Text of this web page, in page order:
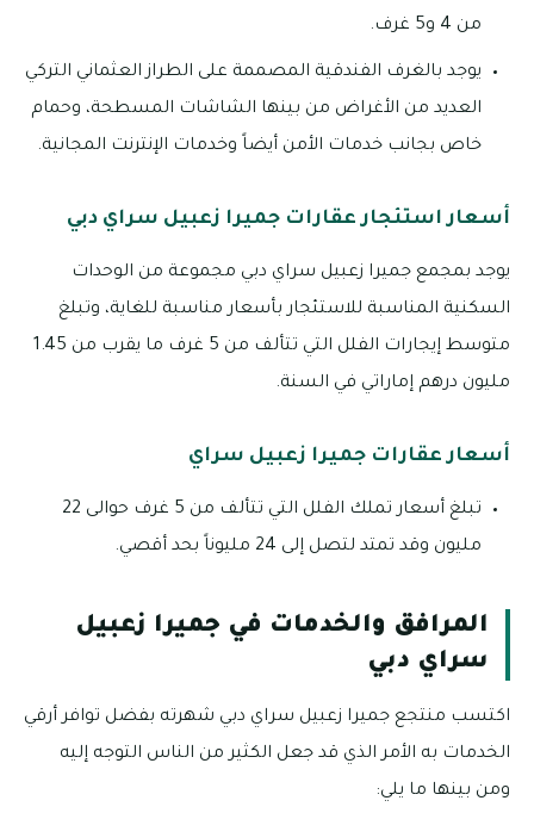
من 4 و5 غرف.
يوجد بالغرف الفندقية المصممة على الطراز العثماني التركي
العديد من الأغراض من بينها الشاشات المسطحة، وحمام
خاص بجانب خدمات الأمن أيضاً وخدمات الإنترنت المجانية.
أسعار استئجار عقارات جميرا زعبيل سراي دبي
يوجد بمجمع جميرا زعبيل سراي دبي مجموعة من الوحدات
السكنية المناسبة للاستئجار بأسعار مناسبة للغاية، وتبلغ
متوسط إيجارات الفلل التي تتألف من 5 غرف ما يقرب من 1.45
مليون درهم إماراتي في السنة.
أسعار عقارات جميرا زعبيل سراي
تبلغ أسعار تملك الفلل التي تتألف من 5 غرف حوالى 22
مليون وقد تمتد لتصل إلى 24 مليوناً بحد أقصي.
المرافق والخدمات في جميرا زعبيل
سراي دبي
اكتسب منتجع جميرا زعبيل سراي دبي شهرته بفضل توافر أرقي
الخدمات به الأمر الذي قد جعل الكثير من الناس التوجه إليه
ومن بينها ما يلي: